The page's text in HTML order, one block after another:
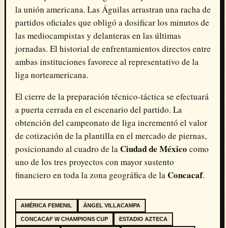
la unión americana. Las Águilas arrastran una racha de
partidos oficiales que obligó a dosificar los minutos de
las mediocampistas y delanteras en las últimas
jornadas. El historial de enfrentamientos directos entre
ambas instituciones favorece al representativo de la
liga norteamericana.
El cierre de la preparación técnico-táctica se efectuará
a puerta cerrada en el escenario del partido. La
obtención del campeonato de liga incrementó el valor
de cotización de la plantilla en el mercado de piernas,
posicionando al cuadro de la Ciudad de México como
uno de los tres proyectos con mayor sustento
financiero en toda la zona geográfica de la Concacaf.
AMÉRICA FEMENIL ÁNGEL VILLACAMPA
CONCACAF W CHAMPIONS CUP ESTADIO AZTECA